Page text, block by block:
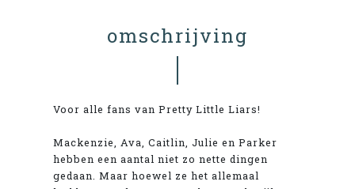
omschrijving
Voor alle fans van Pretty Little Liars!
Mackenzie, Ava, Caitlin, Julie en Parker
hebben een aantal niet zo nette dingen
gedaan. Maar hoewel ze het allemaal